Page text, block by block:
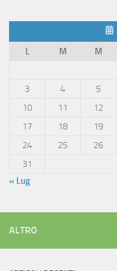
L
M M
3
4 5
10
11 12
17
18 19
24
25 26
31
« Lug
ALTRO